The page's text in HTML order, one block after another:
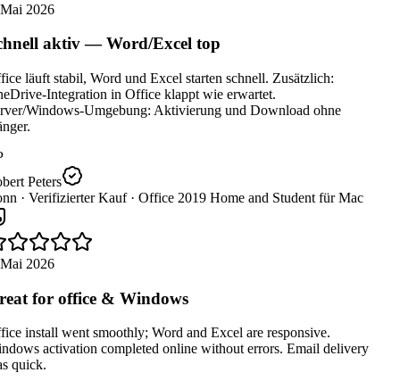
2026
aktiv — Word/Excel top
läuft stabil, Word und Excel starten schnell. Zusätzlich:
Integration in Office klappt wie erwartet.
Windows-Umgebung: Aktivierung und Download ohne
Peters
· Verifizierter Kauf · Office 2019 Home and Student für Mac
2026
for office & Windows
install went smoothly; Word and Excel are responsive.
activation completed online without errors. Email delivery
quick.